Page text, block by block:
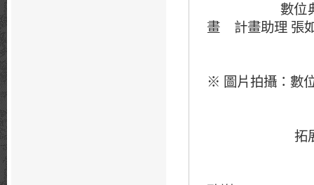
數位典藏與
畫 計畫助理 張
※ 圖片拍攝：數
拓展台灣